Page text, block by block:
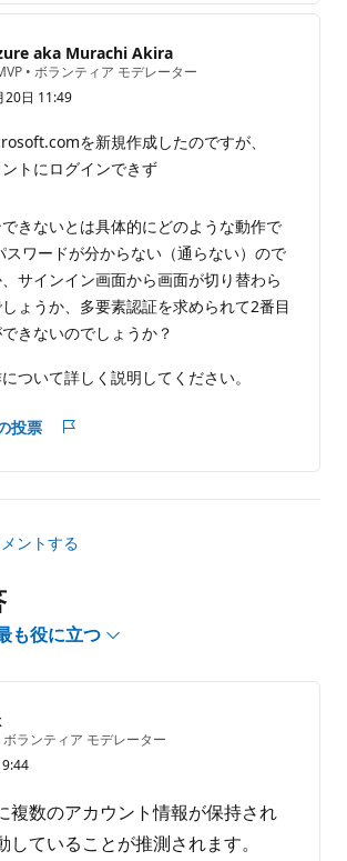
ー
aka Murachi Akira
• ボランティア モデレーター
20日 11:49
を新規作成したのですが、
トにログインできず
きないとは具体的にどのような動作で
スワードが分からない（通らない）ので
サインイン画面から画面が切り替わら
ょうか、多要素認証を求められて2番目
きないのでしょうか？
ついて詳しく説明してください。
投票
ト
ントする
も役に立つ
ボランティア モデレーター
複数のアカウント情報が保持され
していることが推測されます。